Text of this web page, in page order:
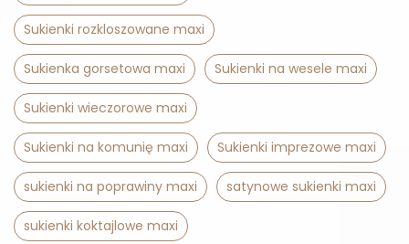
Sukienki rozkloszowane maxi
Sukienka gorsetowa maxi Sukienki na wesele maxi
Sukienki wieczorowe maxi
Sukienki na komunię maxi Sukienki imprezowe maxi
sukienki na poprawiny maxi satynowe sukienki maxi
sukienki koktajlowe maxi